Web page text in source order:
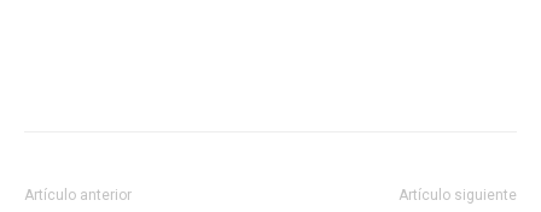
Artículo anterior Artículo siguiente